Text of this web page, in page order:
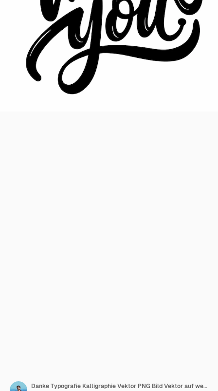
Danke Typografie Kalligraphie Vektor PNG Bild Vektor auf weißem Hintergrund